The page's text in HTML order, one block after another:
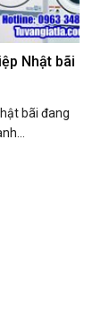
Nhật bãi
bãi đang